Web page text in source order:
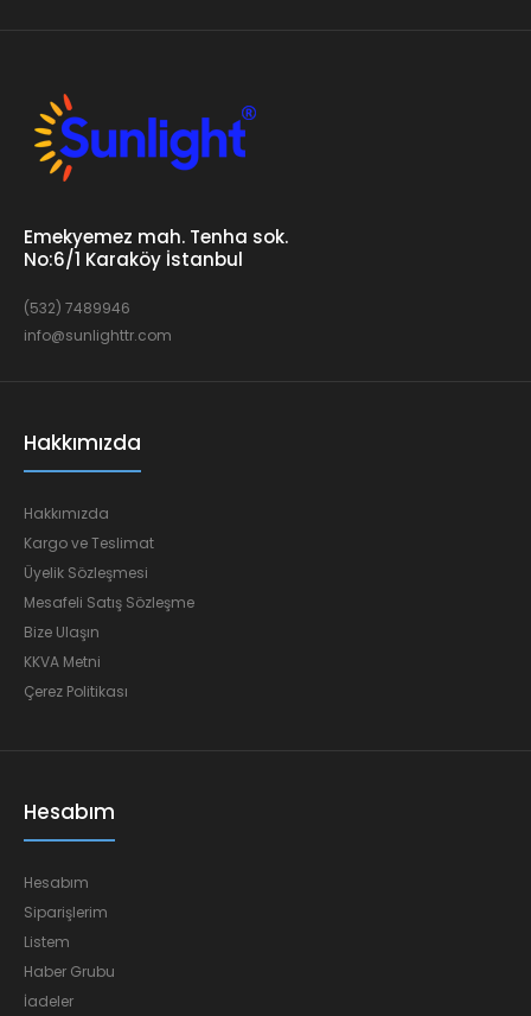
Emekyemez mah. Tenha sok.
No:6/1 Karaköy İstanbul
(532) 7489946
info@sunlighttr.com
Hakkımızda
Hakkımızda
Kargo ve Teslimat
Üyelik Sözleşmesi
Mesafeli Satış Sözleşme
Bize Ulaşın
KKVA Metni
Çerez Politikası
Hesabım
Hesabım
Siparişlerim
Listem
Haber Grubu
İadeler